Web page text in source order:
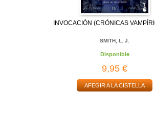
INVOCACIÓN (CRÓNICAS
SMITH, L. J.
Disponible
9,95 €
AFEGIR A LA CISTELLA